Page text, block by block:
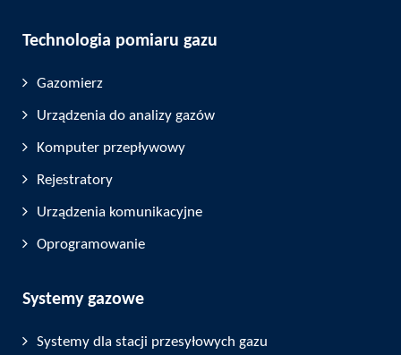
Technologia pomiaru gazu
Gazomierz
Urządzenia do analizy gazów
Komputer przepływowy
Rejestratory
Urządzenia komunikacyjne
Oprogramowanie
Systemy gazowe
Systemy dla stacji przesyłowych gazu